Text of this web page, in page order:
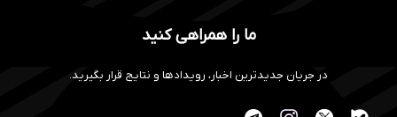
ما را همراهی کنید
در جریان جدیدترین اخبار، رویدادها و نتایج قرار بگیرید.